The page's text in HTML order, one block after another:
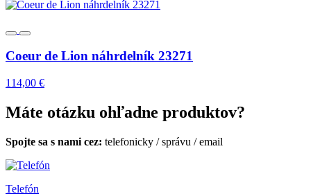
Coeur de Lion náhrdelník 23271
114,00 €
Máte otázku ohľadne produktov?
Spojte sa s nami cez: telefonicky /správu /email
Telefón